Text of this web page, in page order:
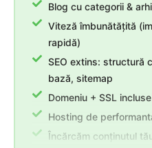
Blog cu categorii &
Viteză îmbunătățită
rapidă)
SEO extins: structură
bază, sitemap
Domeniu + SSL incluse
Hosting de
Încărcăm conținutul